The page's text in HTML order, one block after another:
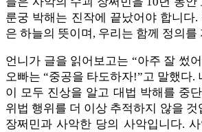
룬궁 박해는 진작에 끝났어야 합니다
은 하늘의 뜻이며, 우리는 함께 정의를
언니가 글을 읽어보고는 “아주 잘 썼
오빠는 “중공을 타도하자!”고 말했다.
이 모두 진상을 알고 대법 박해를 중
위법 행위를 더 이상 추적하지 않을 것
장쩌민과 사악한 당의 사악입니다.